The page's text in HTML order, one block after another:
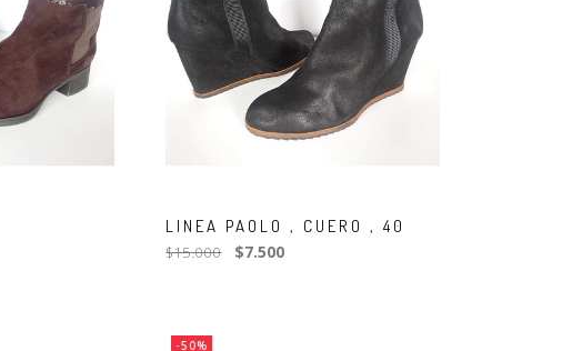
LINEA PAOLO , CUERO , 40
$15.000 $7.500
-50%